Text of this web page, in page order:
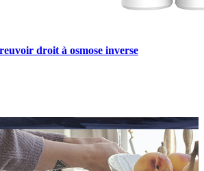
droit à osmose inverse